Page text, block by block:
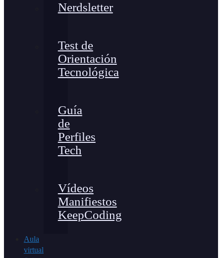
Nerdsletter
Test de
Orientación
Tecnológica
Guía
de
Perfiles
Tech
Vídeos
Manifiestos
KeepCoding
Aula
virtual